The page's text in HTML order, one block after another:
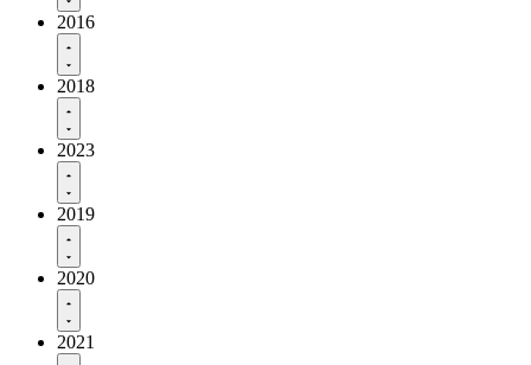
2016
2018
2023
2019
2020
2021